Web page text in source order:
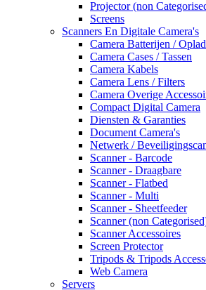
Projector (non
Screens
Scanners En Digitale Camera's
Camera Batterijen /
Camera Cases / Tassen
Camera Kabels
Camera Lens / Filters
Camera Overige
Compact Digital Camera
Diensten & Garanties
Document Camera's
Netwerk /
Scanner - Barcode
Scanner - Draagbare
Scanner - Flatbed
Scanner - Multi
Scanner - Sheetfeeder
Scanner (non
Scanner Accessoires
Screen Protector
Tripods & Tripods
Web Camera
Servers